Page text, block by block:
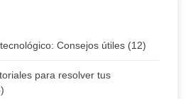
Consejos útiles (12)
para resolver tus